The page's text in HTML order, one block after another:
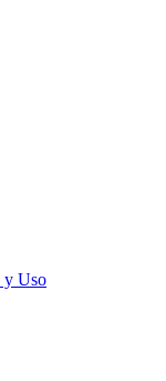
y Uso